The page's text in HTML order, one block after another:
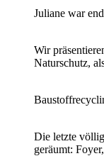
Juliane war
Wir
Naturschutz,
Die letzte
geräumt: